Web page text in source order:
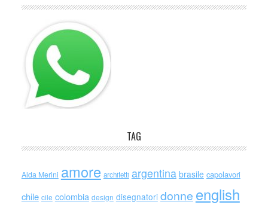
TAG
Alda Merini amore architetti argentina brasile capolavori
chile cile colombia design disegnatori donne english